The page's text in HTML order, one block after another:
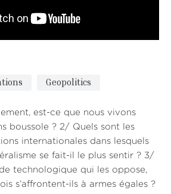
Geopolitics
est-ce que nous vivons
boussole ? 2/ Quels sont les
internationales dans lesquels
se fait-il le plus sentir ? 3/
technologique qui les oppose,
s’affrontent-ils à armes égales ?